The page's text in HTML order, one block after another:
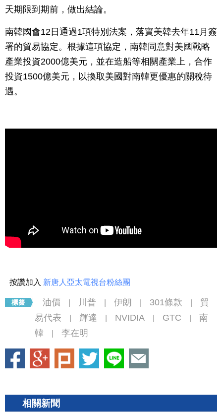
天期限到期前，做出結論。
南韓國會12日通過1項特別法案，落實美韓去年11月簽
署的貿易協定。根據這項協定，南韓同意對美國戰略
產業投資2000億美元，並在造船等相關產業上，合作
投資1500億美元，以換取美國對南韓更優惠的關稅待
遇。
按讚加入 新唐人亞太電視台粉絲團
油價 川普 伊朗 301條款
貿
易代表
輝達 NVIDIA GTC
南
韓
李在明
相關新聞